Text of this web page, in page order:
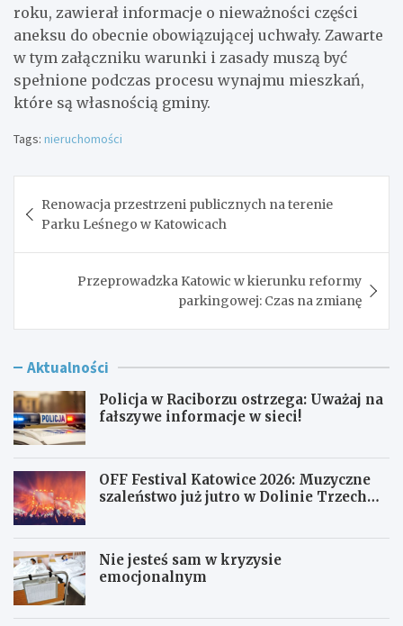
roku, zawierał informacje o nieważności części
aneksu do obecnie obowiązującej uchwały. Zawarte
w tym załączniku warunki i zasady muszą być
spełnione podczas procesu wynajmu mieszkań,
które są własnością gminy.
Tags: nieruchomości
wpisu
Renowacja przestrzeni publicznych na terenie
Parku Leśnego w Katowicach
Przeprowadzka Katowic w kierunku reformy
parkingowej: Czas na zmianę
Aktualności
Policja w Raciborzu ostrzega: Uważaj na
fałszywe informacje w sieci!
OFF Festival Katowice 2026: Muzyczne
szaleństwo już jutro w Dolinie Trzech
Nie jesteś sam w kryzysie
emocjonalnym